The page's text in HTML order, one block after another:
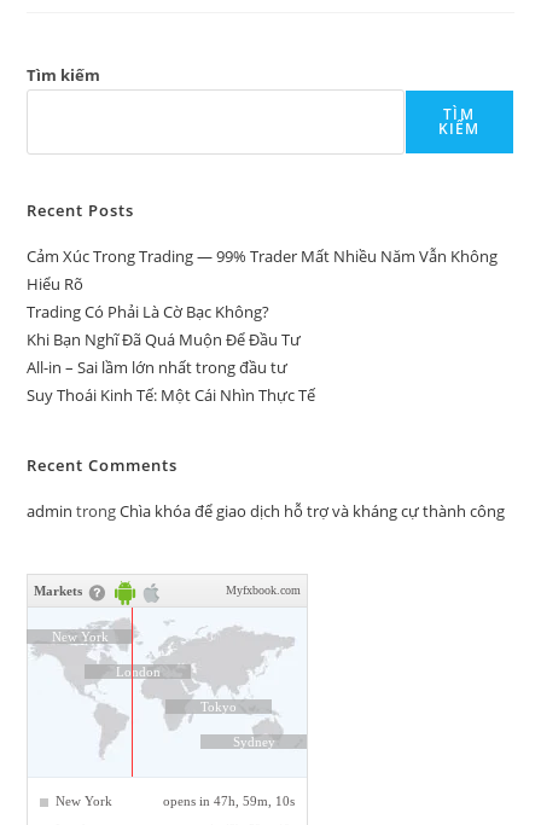
Tìm kiếm
TÌM
KIẾM
Recent Posts
Cảm Xúc Trong Trading — 99% Trader Mất Nhiều Năm Vẫn Không
Hiểu Rõ
Trading Có Phải Là Cờ Bạc Không?
Khi Bạn Nghĩ Đã Quá Muộn Để Đầu Tư
All-in – Sai lầm lớn nhất trong đầu tư
Suy Thoái Kinh Tế: Một Cái Nhìn Thực Tế
Recent Comments
admin trongChìa khóa để giao dịch hỗ trợ và kháng cự thành công